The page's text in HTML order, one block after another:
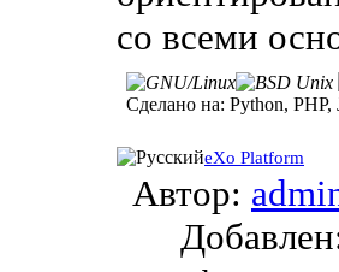
со всеми
Сделано на: Python, PHP,
eXo Platform
Автор: